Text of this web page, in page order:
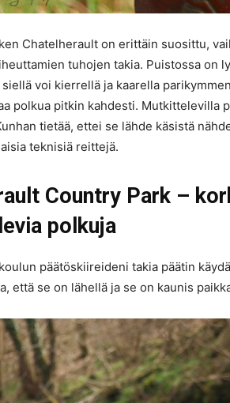
Chatelherault on erittäin suosittu,
tuhojen takia. Puistossa on
voi kierrellä ja kaarella
polkua pitkin kahdesti. Mutkittelevilla
tietää, ettei se lähde käsistä
teknisiä reittejä.
Country Park –
polkuja
päätöskiireideni takia päätin
että se on lähellä ja se on kaunis